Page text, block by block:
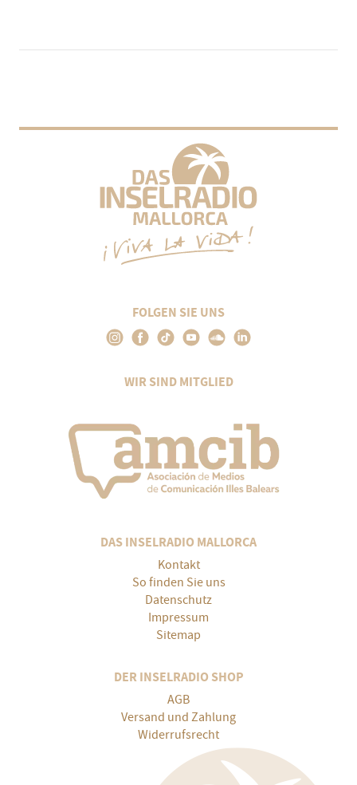
FOLGEN SIE UNS
WIR SIND MITGLIED
DAS INSELRADIO MALLORCA
Kontakt
So finden Sie uns
Datenschutz
Impressum
Sitemap
DER INSELRADIO SHOP
AGB
Versand und Zahlung
Widerrufsrecht